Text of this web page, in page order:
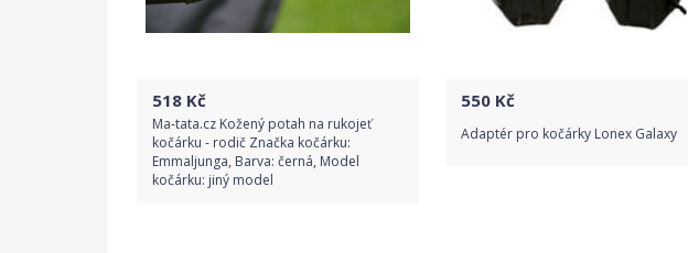
518 Kč
Ma-tata.cz Kožený potah na rukojeť
kočárku - rodič Značka kočárku:
Emmaljunga, Barva: černá, Model
kočárku: jiný model
550 Kč
Adaptér pro kočárky Lonex Galaxy